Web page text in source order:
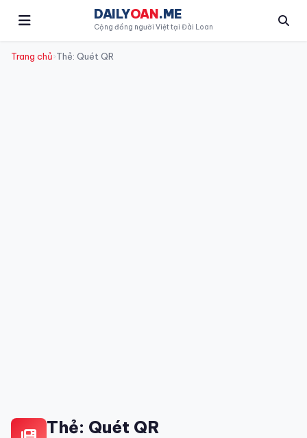
DAILYOAN.ME
Cộng đồng người Việt tại Đài Loan
Trang chủ›Thẻ: Quét QR
Thẻ: Quét QR